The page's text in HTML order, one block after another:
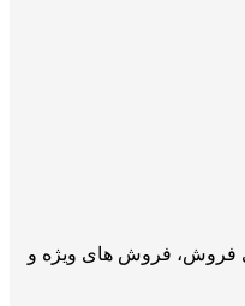
فروش، فروش های ویژه و